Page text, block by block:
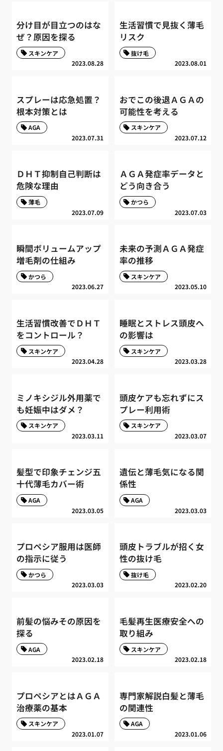
分け目が目立つのはな
ぜ？原因を探る
2023.08.28
スキンケア
生活習慣で見抜く薄毛
リスク
2023.08.01
抜け毛
スプレーは応急処置？
根本対策とは
2023.07.31
AGA
おでこの後退ＡＧＡの
可能性を考える
2023.07.12
スキンケア
ＤＨＴ抑制自己判断は
危険な理由
2023.07.09
薄毛
ＡＧＡ発症率データと
どう向き合う
2023.07.03
かつら
瞬間ボリュームアップ
増毛剤の仕組み
2023.06.27
かつら
未来の予測ＡＧＡ発症
率の推移
2023.05.10
スキンケア
生活習慣改善でＤＨＴ
をコントロール？
2023.04.28
スキンケア
睡眠とストレス頭皮へ
の影響は
2023.03.28
スキンケア
ミノキシジル外用薬で
も妊娠中はダメ？
2023.03.11
スキンケア
頭皮ケアも忘れずにス
プレー利用術
2023.03.07
スキンケア
髪型で印象チェンジ五
十代薄毛カバー術
2023.03.05
AGA
遺伝と薄毛気になる関
係性
2023.03.03
AGA
プロペシア服用は医師
の指示に従う
2023.03.03
かつら
頭皮トラブルが招く女
性の抜け毛
2023.02.20
抜け毛
前髪の悩みその原因を
探る
2023.02.18
AGA
毛髪再生医療安全への
取り組み
2023.02.18
スキンケア
プロペシアとはＡＧＡ
治療薬の基本
2023.01.07
スキンケア
専門家解説白髪と薄毛
の関連性
2023.01.06
AGA